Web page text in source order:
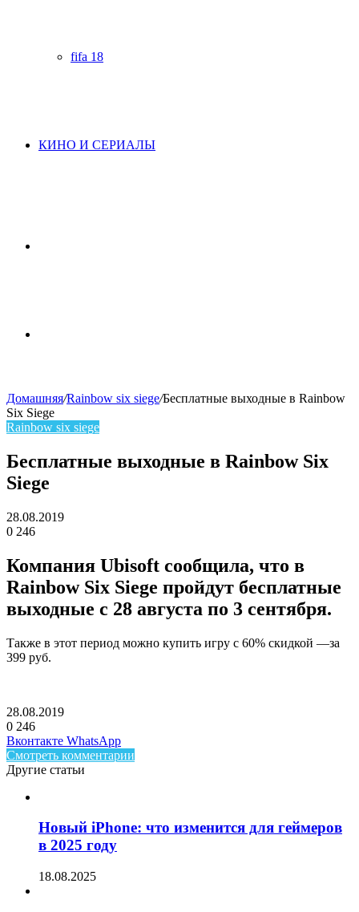
fifa 18
КИНО И СЕРИАЛЫ
skin
Домашняя/Rainbow six siege/Бесплатные выходные в Rainbow
Six Siege
Rainbow six siege
Бесплатные выходные в Rainbow Six
Siege
28.08.2019
0 246
Компания Ubisoft сообщила, что в
Rainbow Six Siege пройдут бесплатные
выходные с 28 августа по 3 сентября.
Также в этот период можно купить игру с 60% скидкой —за
399 руб.
28.08.2019
0 246
Facebook
Twitter
LinkedIn
Вконтакте WhatsAppTelegram
Смотреть комментарии
Другие статьи
Новый iPhone: что изменится для геймеров
в 2025 году
18.08.2025